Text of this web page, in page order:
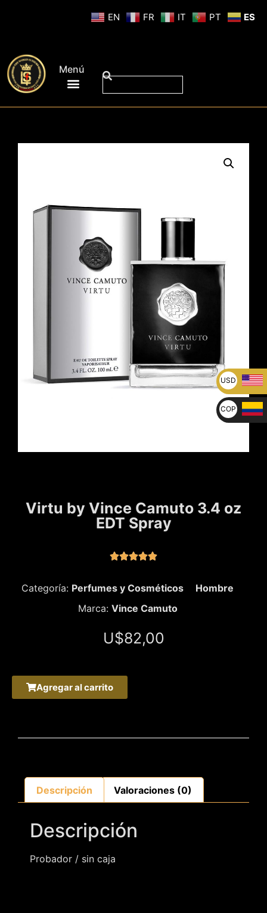
Menú
Virtu by Vince Camuto 3.4 oz
EDT Spray

Categoría: Perfumes y Cosméticos
Hombre
Marca: Vince Camuto
U$82,00
Agregar al carrito
Descripción Valoraciones (0)
Descripción
Probador / sin caja
EN FR IT PT ES
USD
U$
COP
$